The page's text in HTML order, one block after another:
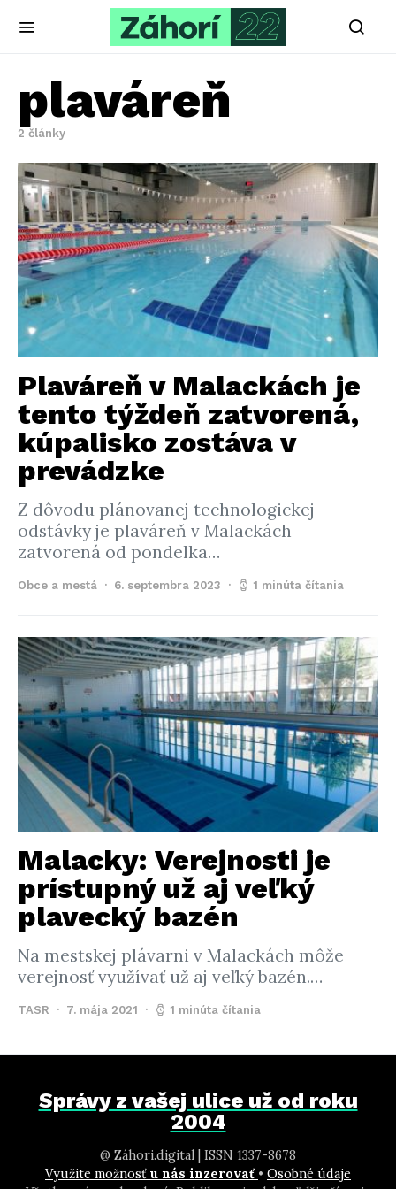
plaváreň
2 články
Plaváreň v Malackách je
tento týždeň zatvorená,
kúpalisko zostáva v
prevádzke
Z dôvodu plánovanej technologickej
odstávky je plaváreň v Malackách
zatvorená od pondelka…
Obce a mestá 6. septembra 2023 1 minúta čítania
Malacky: Verejnosti je
prístupný už aj veľký
plavecký bazén
Na mestskej plávarni v Malackách môže
verejnosť využívať už aj veľký bazén.…
TASR 7. mája 2021 1 minúta čítania
Správy z vašej ulice už od roku
2004
@ Záhori.digital | ISSN 1337-8678
Využite možnosť u nás inzerovať • Osobné údaje